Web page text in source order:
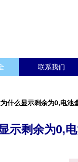
联系我们
什么显示剩余为0,电池
示剩余为0,